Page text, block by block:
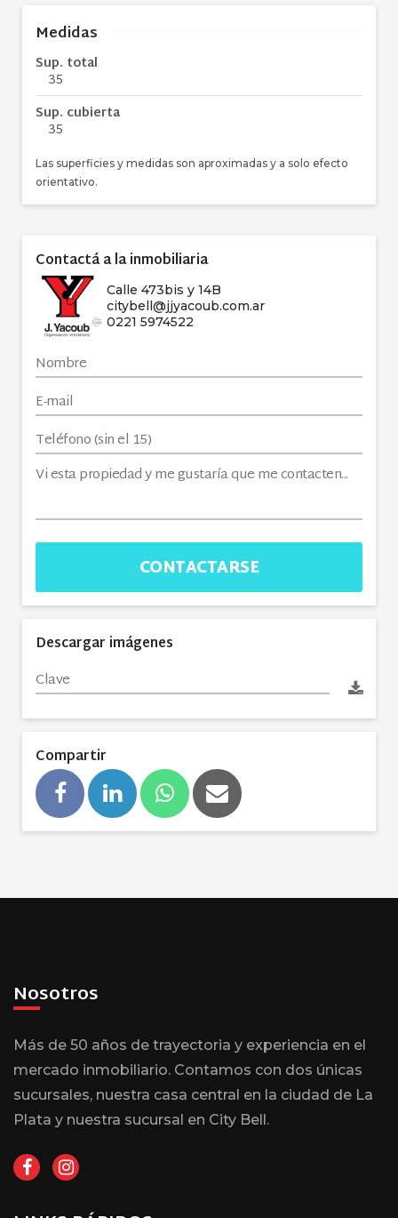
Medidas
Sup. total
35
Sup. cubierta
35
Las superficies y medidas son aproximadas y a solo efecto
orientativo.
Contactá a la inmobiliaria
Calle 473bis y 14B
citybell@jjyacoub.com.ar
0221 5974522
CONTACTARSE
Descargar imágenes
Compartir
Nosotros
Más de 50 años de trayectoria y experiencia en el
mercado inmobiliario. Contamos con dos únicas
sucursales, nuestra casa central en la ciudad de La
Plata y nuestra sucursal en City Bell.